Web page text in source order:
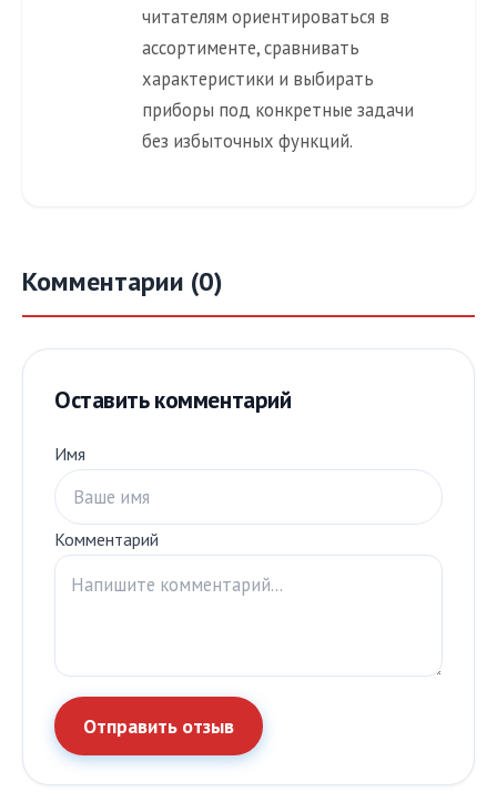
читателям ориентироваться в
ассортименте, сравнивать
характеристики и выбирать
приборы под конкретные задачи
без избыточных функций.
Комментарии (0)
Оставить комментарий
Имя
Комментарий
Отправить отзыв